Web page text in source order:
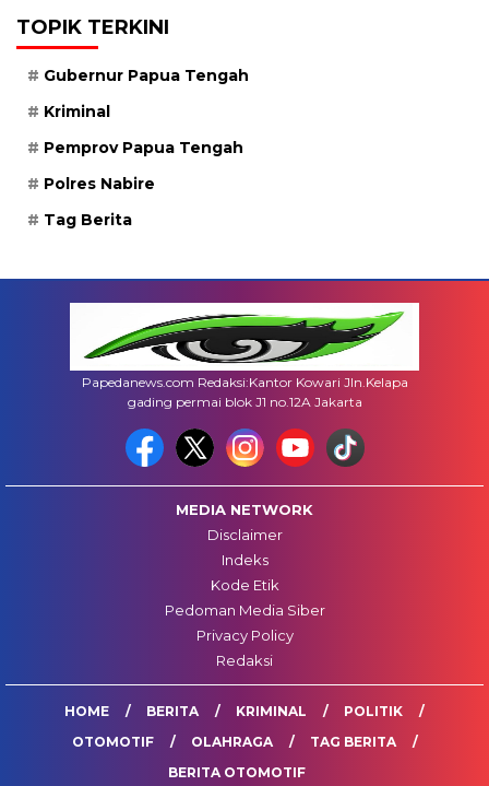
TOPIK TERKINI
Gubernur Papua Tengah
Kriminal
Pemprov Papua Tengah
Polres Nabire
Tag Berita
Papedanews.com Redaksi:Kantor Kowari Jln.Kelapa
gading permai blok J1 no.12A Jakarta
MEDIA NETWORK
Disclaimer
Indeks
Kode Etik
Pedoman Media Siber
Privacy Policy
Redaksi
HOME BERITA KRIMINAL
POLITIK
OTOMOTIF
OLAHRAGA
TAG BERITA
BERITA OTOMOTIF